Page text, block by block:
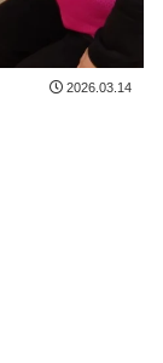
2026.03.14